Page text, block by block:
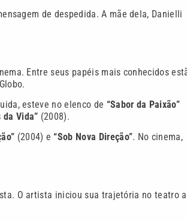
de despedida. A mãe dela, Danielli
Entre seus papéis mais conhecidos
esteve no elenco de “Sabor da Paixão”
da Vida” (2008).
(2004) e “Sob Nova Direção”. No cinema,
O artista iniciou sua trajetória no teatro